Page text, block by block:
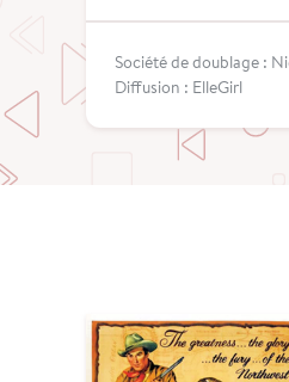
Société de doublage :
Diffusion : ElleGirl